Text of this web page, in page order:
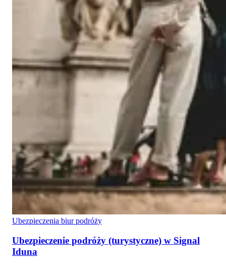
Ubezpieczenia biur podróży
Ubezpieczenie podróży (turystyczne) w Signal
Iduna